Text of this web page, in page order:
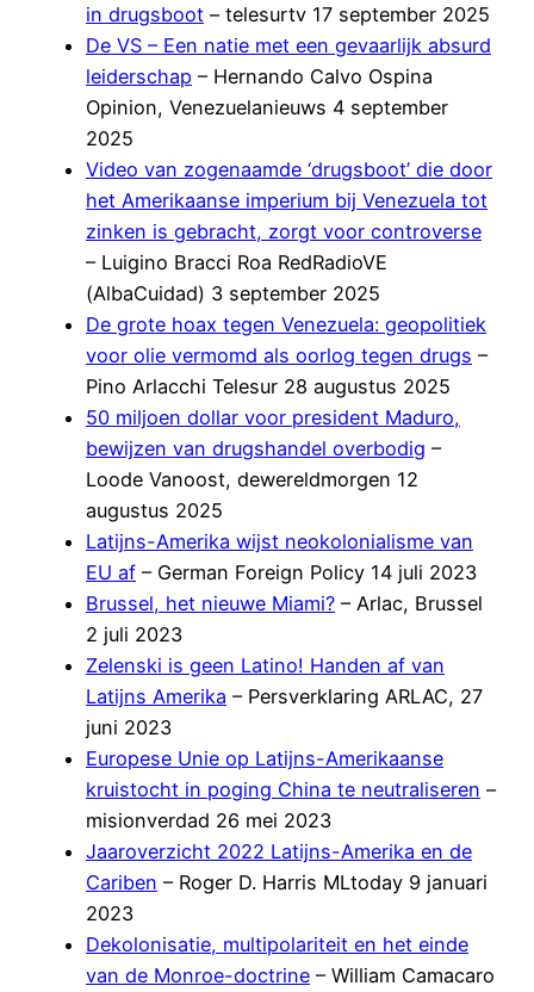
in drugsboot – telesurtv 17 september 2025
De VS – Een natie met een gevaarlijk absurd
leiderschap – Hernando Calvo Ospina
Opinion, Venezuelanieuws 4 september
2025
Video van zogenaamde ‘drugsboot’ die door
het Amerikaanse imperium bij Venezuela tot
zinken is gebracht, zorgt voor controverse
– Luigino Bracci Roa RedRadioVE
(AlbaCuidad) 3 september 2025
De grote hoax tegen Venezuela: geopolitiek
voor olie vermomd als oorlog tegen drugs –
Pino Arlacchi Telesur 28 augustus 2025
50 miljoen dollar voor president Maduro,
bewijzen van drugshandel overbodig –
Loode Vanoost, dewereldmorgen 12
augustus 2025
Latijns-Amerika wijst neokolonialisme van
EU af – German Foreign Policy 14 juli 2023
Brussel, het nieuwe Miami? – Arlac, Brussel
2 juli 2023
Zelenski is geen Latino! Handen af van
Latijns Amerika – Persverklaring ARLAC, 27
juni 2023
Europese Unie op Latijns-Amerikaanse
kruistocht in poging China te neutraliseren –
misionverdad 26 mei 2023
Jaaroverzicht 2022 Latijns-Amerika en de
Cariben – Roger D. Harris MLtoday 9 januari
2023
Dekolonisatie, multipolariteit en het einde
van de Monroe-doctrine – William Camacaro